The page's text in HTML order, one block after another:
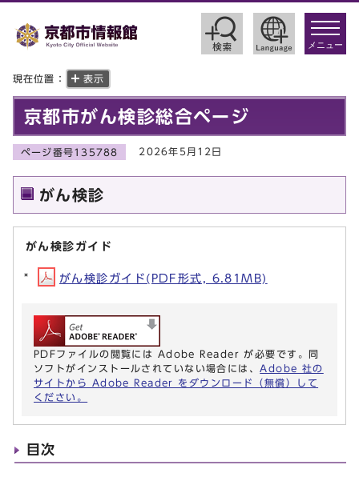
toggle
メニュー
現在位置： 表示
京都市がん検診総合ページ
ページ番号135788 2026年5月12日
がん検診
がん検診ガイド
がん検診ガイド(PDF形式, 6.81MB)
PDFファイルの閲覧には Adobe Reader が必要です。同
ソフトがインストールされていない場合には、 Adobe 社の
サイトから Adobe Reader をダウンロード（無償）して
ください。
目次